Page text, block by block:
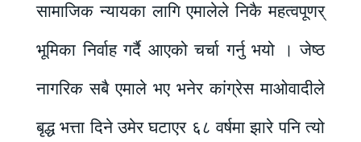
सामाजिक न्यायका लागि एमालेले निकै महत्वपूणर्
भूमिका निर्वाह गर्दै आएको चर्चा गर्नु भयो । जेष्ठ
नागरिक सबै एमाले भए भनेर कांग्रेस माओवादीले
बृद्ध भत्ता दिने उमेर घटाएर ६८ वर्षमा झारे पनि त्यो